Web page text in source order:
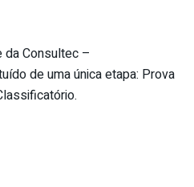
da Consultec –
de uma única etapa: Prova